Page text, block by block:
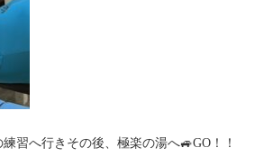
習へ行きその後、極楽の湯へ🚙GO！！